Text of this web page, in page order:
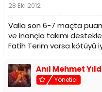
:
28 Eki 2012
Valla son 6-7 maçta
ve inançla takımı
Fatih Terim varsa kötüyü
Anıl Mehmet
Yönetici